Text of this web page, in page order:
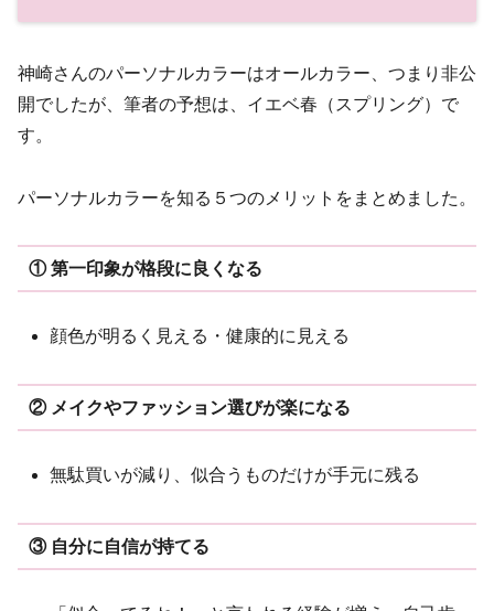
神崎さんのパーソナルカラーはオールカラー、つまり非公
開でしたが、筆者の予想は、イエベ春（スプリング）で
す。
パーソナルカラーを知る５つのメリットをまとめました。
① 第一印象が格段に良くなる
顔色が明るく見える・健康的に見える
② メイクやファッション選びが楽になる
無駄買いが減り、似合うものだけが手元に残る
③ 自分に自信が持てる